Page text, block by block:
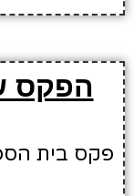
הפקס
פקס בית הספר: 09-